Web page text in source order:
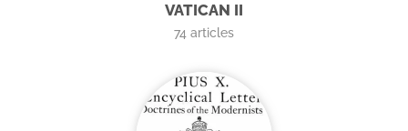
VATICAN II
74 articles